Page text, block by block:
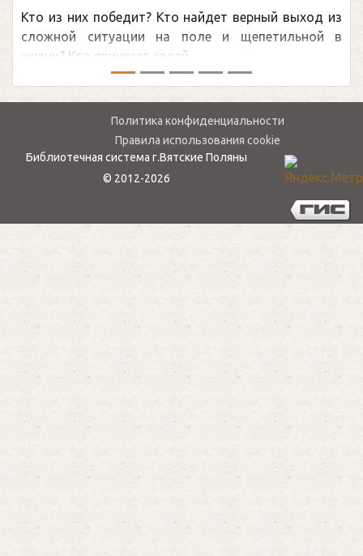
верный выход из
щепетильной в
обсуждаемая хоккейная тема
мире.Перед сезоном Национальной
— ...
Политика конфиденциальности
Правила использования cookie
Библиотечная система г.Вятские Поляны
© 2012-2026